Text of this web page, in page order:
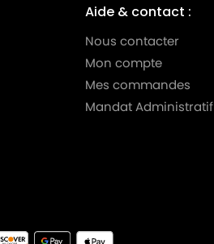
Aide & contact :
Nous contacter
Mon compte
Mes commandes
Mandat Administratif